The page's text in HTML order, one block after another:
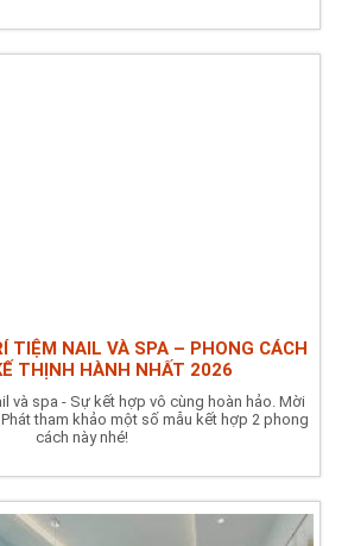
TIỆM NAIL VÀ SPA – PHONG CÁCH
THỊNH HÀNH NHẤT 2026
và spa - Sự kết hợp vô cùng hoàn hảo. Mời
tham khảo một số mẫu kết hợp 2 phong
cách này nhé!